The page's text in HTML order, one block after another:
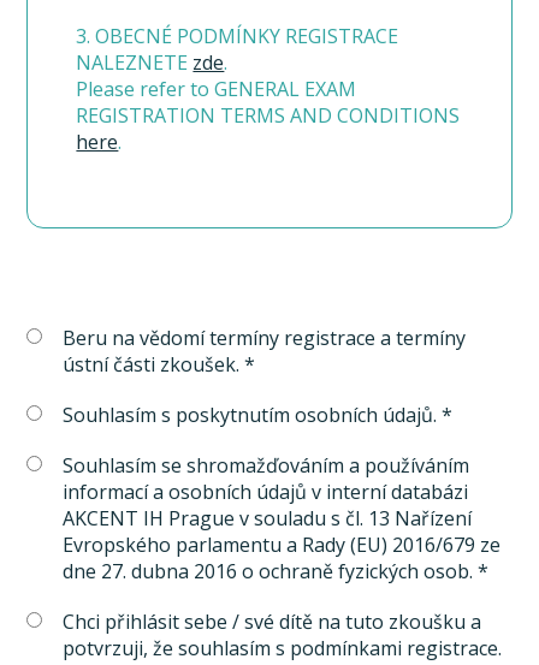
3. OBECNÉ PODMÍNKY REGISTRACE
NALEZNETE zde.
Please refer to GENERAL EXAM
REGISTRATION TERMS AND CONDITIONS
here.
Beru na vědomí termíny registrace a termíny
ústní části zkoušek. *
Souhlasím s poskytnutím osobních údajů. *
Souhlasím se shromažďováním a používáním
informací a osobních údajů v interní databázi
AKCENT IH Prague v souladu s čl. 13 Nařízení
Evropského parlamentu a Rady (EU) 2016/679 ze
dne 27. dubna 2016 o ochraně fyzických osob. *
Chci přihlásit sebe / své dítě na tuto zkoušku a
potvrzuji, že souhlasím s podmínkami registrace.